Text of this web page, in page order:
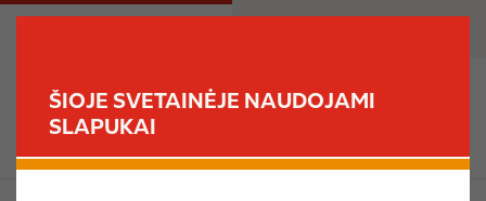
ŠIOJE SVETAINĖJE NAUDOJAMI
SLAPUKAI
M
v